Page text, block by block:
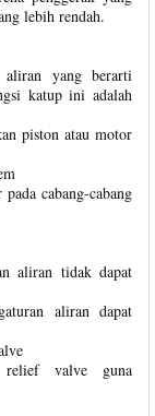
lebih rendah.
yang berarti
katup ini adalah
piston atau motor
cabang-cabang
aliran tidak dapat
aliran dapat
valve guna